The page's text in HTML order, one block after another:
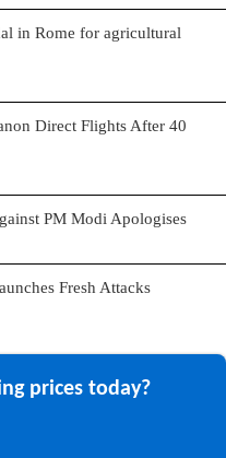
in Rome for agricultural
Direct Flights After 40
PM Modi Apologises
Fresh Attacks
prices today?